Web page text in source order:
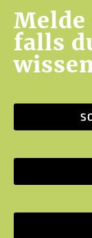
Melde
falls